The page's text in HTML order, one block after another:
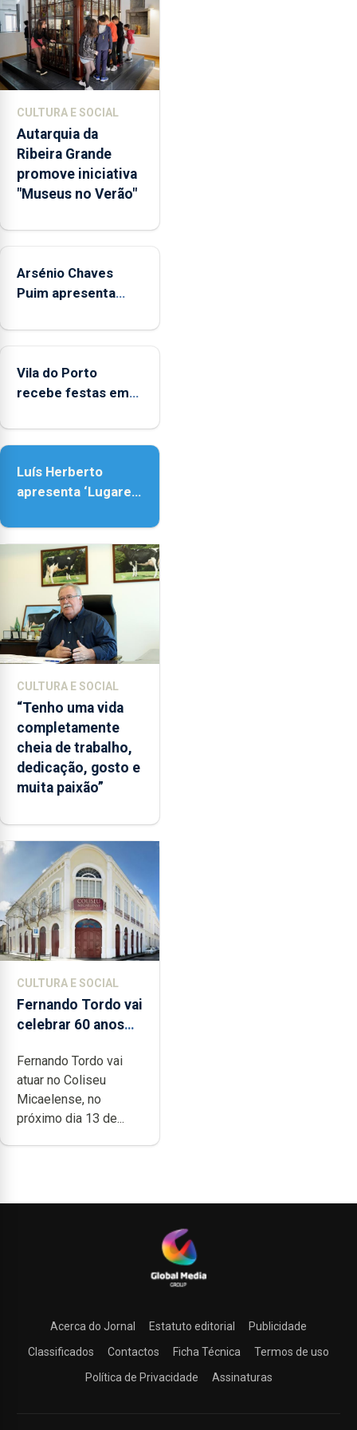
milhões
de
euros
abrange
respostas
habitacionais,
anunciou
o
Governo
CULTURA E SOCIAL
Autarquia da
Ribeira Grande
promove iniciativa
"Museus no Verão"
Arsénio Chaves
Puim apresenta
de Vila do Porto
Vila do Porto
recebe festas em
Senhora da
Luís Herberto
apresenta ‘Lugares
CULTURA E SOCIAL
“Tenho uma vida
completamente
cheia de trabalho,
dedicação, gosto e
muita paixão”
CULTURA E SOCIAL
Fernando Tordo vai
celebrar 60 anos
Coliseu
Micaelense
Fernando Tordo vai
atuar no Coliseu
Micaelense, no
próximo dia 13 de...
Acerca do Jornal Estatuto editorial
Publicidade
Classificados
Contactos Ficha Técnica
Termos de uso
Política de Privacidade
Assinaturas